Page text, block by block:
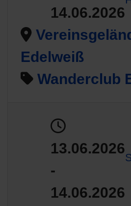
14.06.2026
Edelweiß
Wanderclub
13.06.2026
-
14.06.2026